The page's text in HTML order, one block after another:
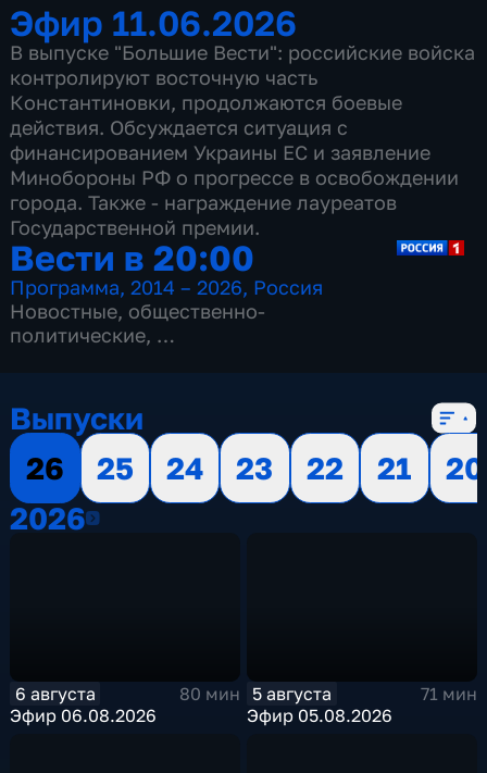
Эфир 11.06.2026
В выпуске "Большие Вести": российские войска
контролируют восточную часть
Константиновки, продолжаются боевые
действия. Обсуждается ситуация с
финансированием Украины ЕС и заявление
Минобороны РФ о прогрессе в освобождении
города. Также - награждение лауреатов
Государственной премии.
Вести в 20:00
Программа,2014 – 2026, Россия
Новостные, общественно-
политические,
Выпуски
26
25 24 23 22 21
20
20262026
6 августа
80 мин
Эфир 06.08.2026
5 августа
71 мин
Эфир 05.08.2026